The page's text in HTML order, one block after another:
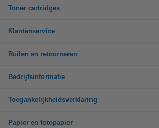
Toner cartridges
Klantenservice
Ruilen en retourneren
Bedrijfsinformatie
Toegankelijkheidsverklaring
Papier en fotopapier